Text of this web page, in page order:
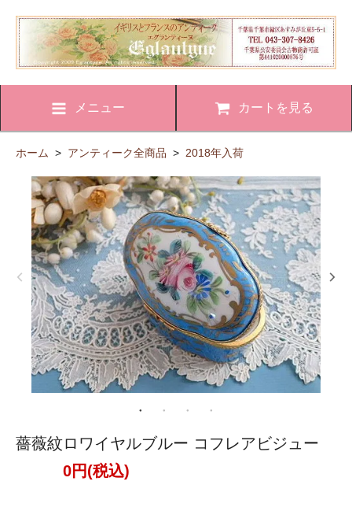
メニュー カートを見る
ホーム > アンティーク全商品 > 2018年入荷
薔薇紋ロワイヤルブルー コフレアビジュー
0円(税込)